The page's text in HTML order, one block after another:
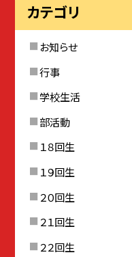
カテゴリ
お知らせ
行事
学校生活
部活動
１８回生
１９回生
２０回生
２１回生
２２回生